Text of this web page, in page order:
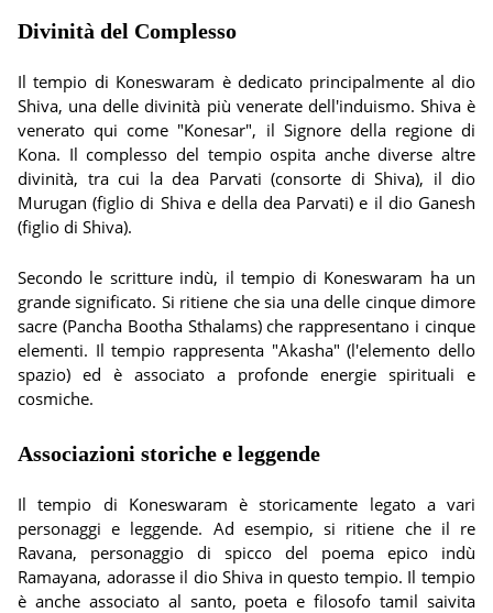
Divinità del Complesso
Il tempio di Koneswaram è dedicato principalmente al dio
Shiva, una delle divinità più venerate dell'induismo. Shiva è
venerato qui come "Konesar", il Signore della regione di
Kona. Il complesso del tempio ospita anche diverse altre
divinità, tra cui la dea Parvati (consorte di Shiva), il dio
Murugan (figlio di Shiva e della dea Parvati) e il dio Ganesh
(figlio di Shiva).
Secondo le scritture indù, il tempio di Koneswaram ha un
grande significato. Si ritiene che sia una delle cinque dimore
sacre (Pancha Bootha Sthalams) che rappresentano i cinque
elementi. Il tempio rappresenta "Akasha" (l'elemento dello
spazio) ed è associato a profonde energie spirituali e
cosmiche.
Associazioni storiche e leggende
Il tempio di Koneswaram è storicamente legato a vari
personaggi e leggende. Ad esempio, si ritiene che il re
Ravana, personaggio di spicco del poema epico indù
Ramayana, adorasse il dio Shiva in questo tempio. Il tempio
è anche associato al santo, poeta e filosofo tamil saivita